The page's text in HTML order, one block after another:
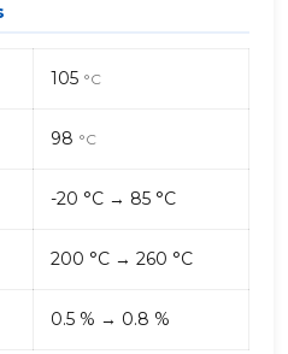
105 °C
98 °C
-20 °C → 85 °C
200 °C → 260 °C
0.5 % → 0.8 %